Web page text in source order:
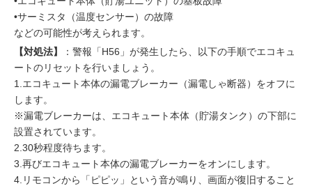
•サーミスタ（温度センサー）の故障
などの可能性が考えられます。
【対処法】
：警報「H56」が発生したら、以下の手順でエコキュ
ートのリセットを行いましょう。
1.エコキュート本体の漏電ブレーカー（漏電しゃ断器）をオフに
します。
※漏電ブレーカーは、エコキュート本体（貯湯タンク）の下部に
設置されています。
2.30秒程度待ちます。
3.再びエコキュート本体の漏電ブレーカーをオンにします。
4.リモコンから「ピピッ」という音が鳴り、画面が復旧すること